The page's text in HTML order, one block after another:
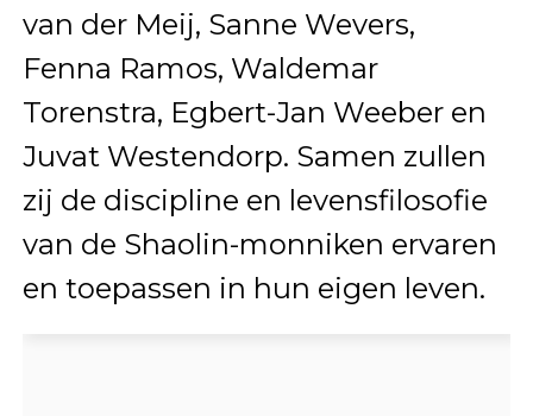
van der Meij, Sanne Wevers,
Fenna Ramos, Waldemar
Torenstra, Egbert-Jan Weeber en
Juvat Westendorp. Samen zullen
zij de discipline en levensfilosofie
van de Shaolin-monniken ervaren
en toepassen in hun eigen leven.